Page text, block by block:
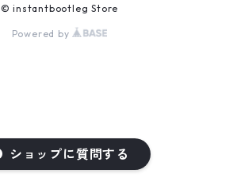
ショップに質問する
© instantbootleg Store
Powered by